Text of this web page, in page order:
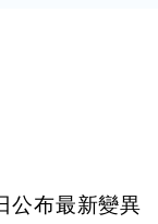
公布最新變異